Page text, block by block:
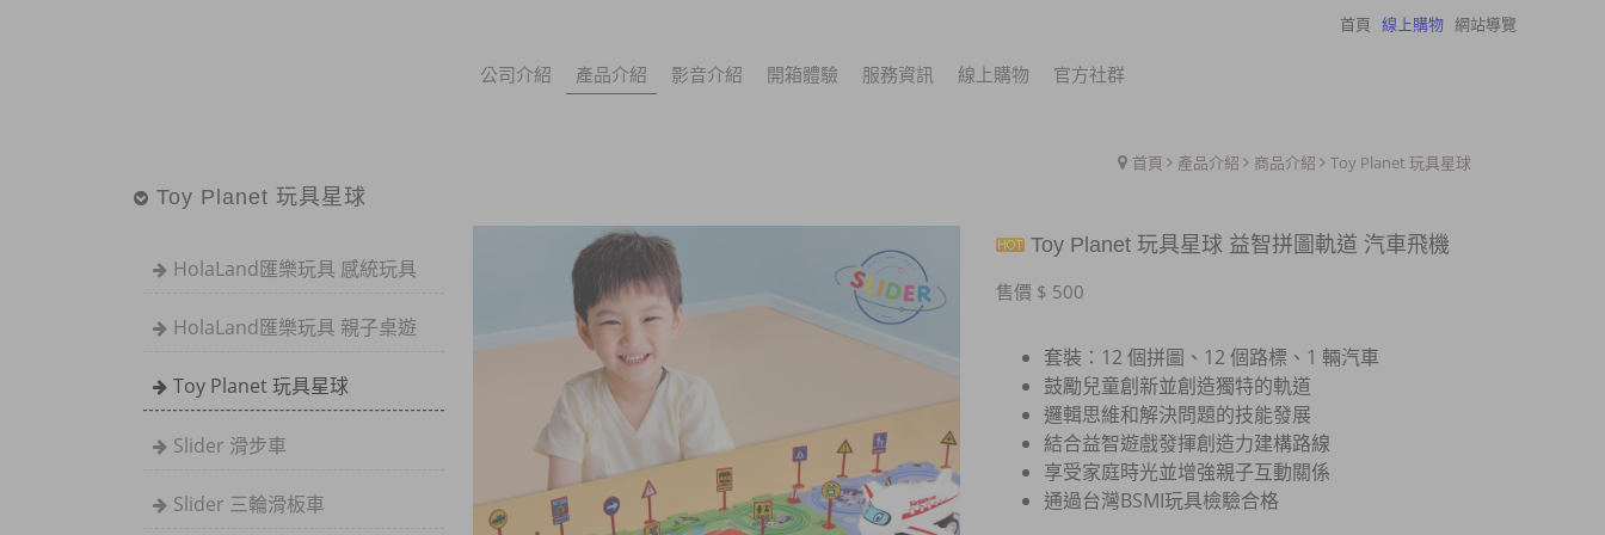
首頁 線上購物 網站導覽
公司介紹 產品介紹 影音介紹 開箱體驗 服務資訊 線上購物 官方社群
首頁 產品介紹 商品介紹 Toy Planet 玩具星球
Toy Planet 玩具星球
HolaLand匯樂玩具 感統玩具
HolaLand匯樂玩具 親子桌遊
Toy Planet 玩具星球
Slider 滑步車
Slider 三輪滑板車
Toy Planet 玩具星球 益智拼圖軌道 汽車飛機
售價 $ 500
套裝：12 個拼圖、12 個路標、1 輛汽車
鼓勵兒童創新並創造獨特的軌道
邏輯思維和解決問題的技能發展
結合益智遊戲發揮創造力建構路線
享受家庭時光並增強親子互動關係
通過台灣BSMI玩具檢驗合格